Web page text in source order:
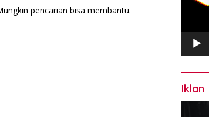
pencarian bisa membantu.
Video
Iklan